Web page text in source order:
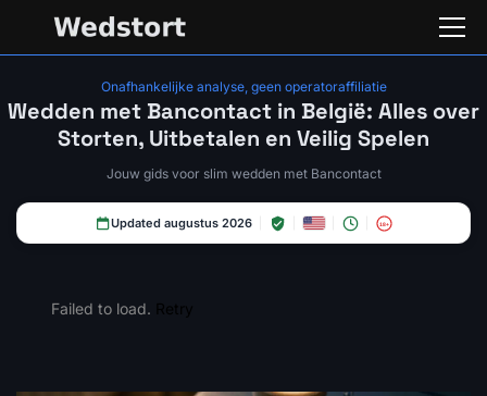
Onafhankelijke analyse, geen operatoraffiliatie
Wedden met Bancontact in België: Alles over
Storten, Uitbetalen en Veilig Spelen
Jouw gids voor slim wedden met Bancontact
Updated augustus 2026 18+
Failed to load. Retry